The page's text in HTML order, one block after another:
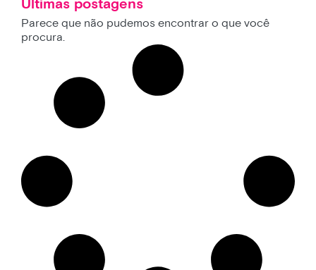
Últimas postagens
Parece que não pudemos encontrar o que você
procura.